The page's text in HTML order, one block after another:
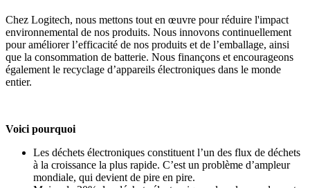
Chez Logitech, nous mettons tout en œuvre pour réduire l'impact
environnemental de nos produits. Nous innovons continuellement
pour améliorer l’efficacité de nos produits et de l’emballage, ainsi
que la consommation de batterie. Nous finançons et encourageons
également le recyclage d’appareils électroniques dans le monde
entier.
Voici pourquoi
Les déchets électroniques constituent l’un des flux de déchets
à la croissance la plus rapide. C’est un problème d’ampleur
mondiale, qui devient de pire en pire.